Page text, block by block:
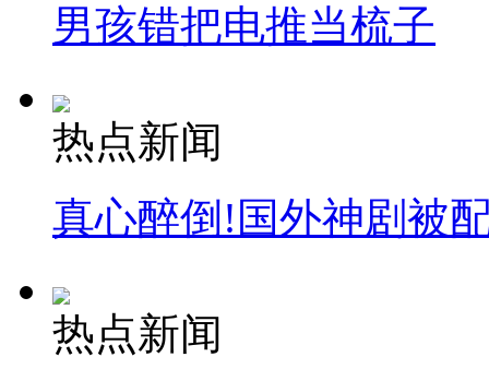
男孩错把电推当梳子
热点新闻
真心醉倒!国外神剧被
热点新闻